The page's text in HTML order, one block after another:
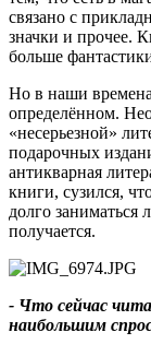
связано с
значки и прочее.
больше
Но в наши времена
определённом.
«несерьезной»
подарочных
антикварная
книги, сузился,
долго
получается.
- Что сейчас
наибольшим